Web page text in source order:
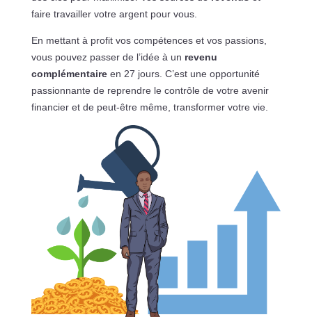
faire travailler votre argent pour vous.
En mettant à profit vos compétences et vos passions,
vous pouvez passer de l’idée à un revenu
complémentaireen 27 jours. C’est une opportunité
passionnante de reprendre le contrôle de votre avenir
financier et de peut-être même, transformer votre vie.